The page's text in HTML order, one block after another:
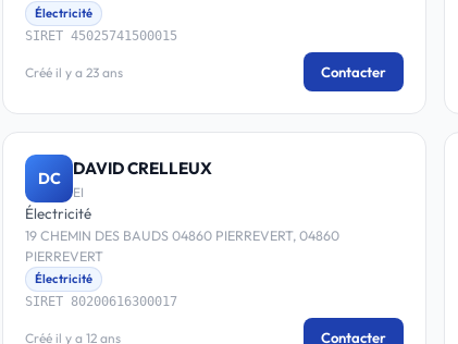
Électricité
SIRET 45025741500015
Créé il y a 23 ans Contacter
DC DAVID CRELLEUX
EI
Électricité
19 CHEMIN DES BAUDS 04860 PIERREVERT, 04860
PIERREVERT
Électricité
SIRET 80200616300017
Créé il y a 12 ans Contacter